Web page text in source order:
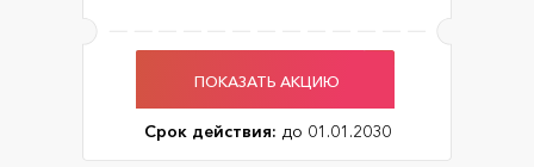
ПОКАЗАТЬ АКЦИЮ
Срок действия: до 01.01.2030